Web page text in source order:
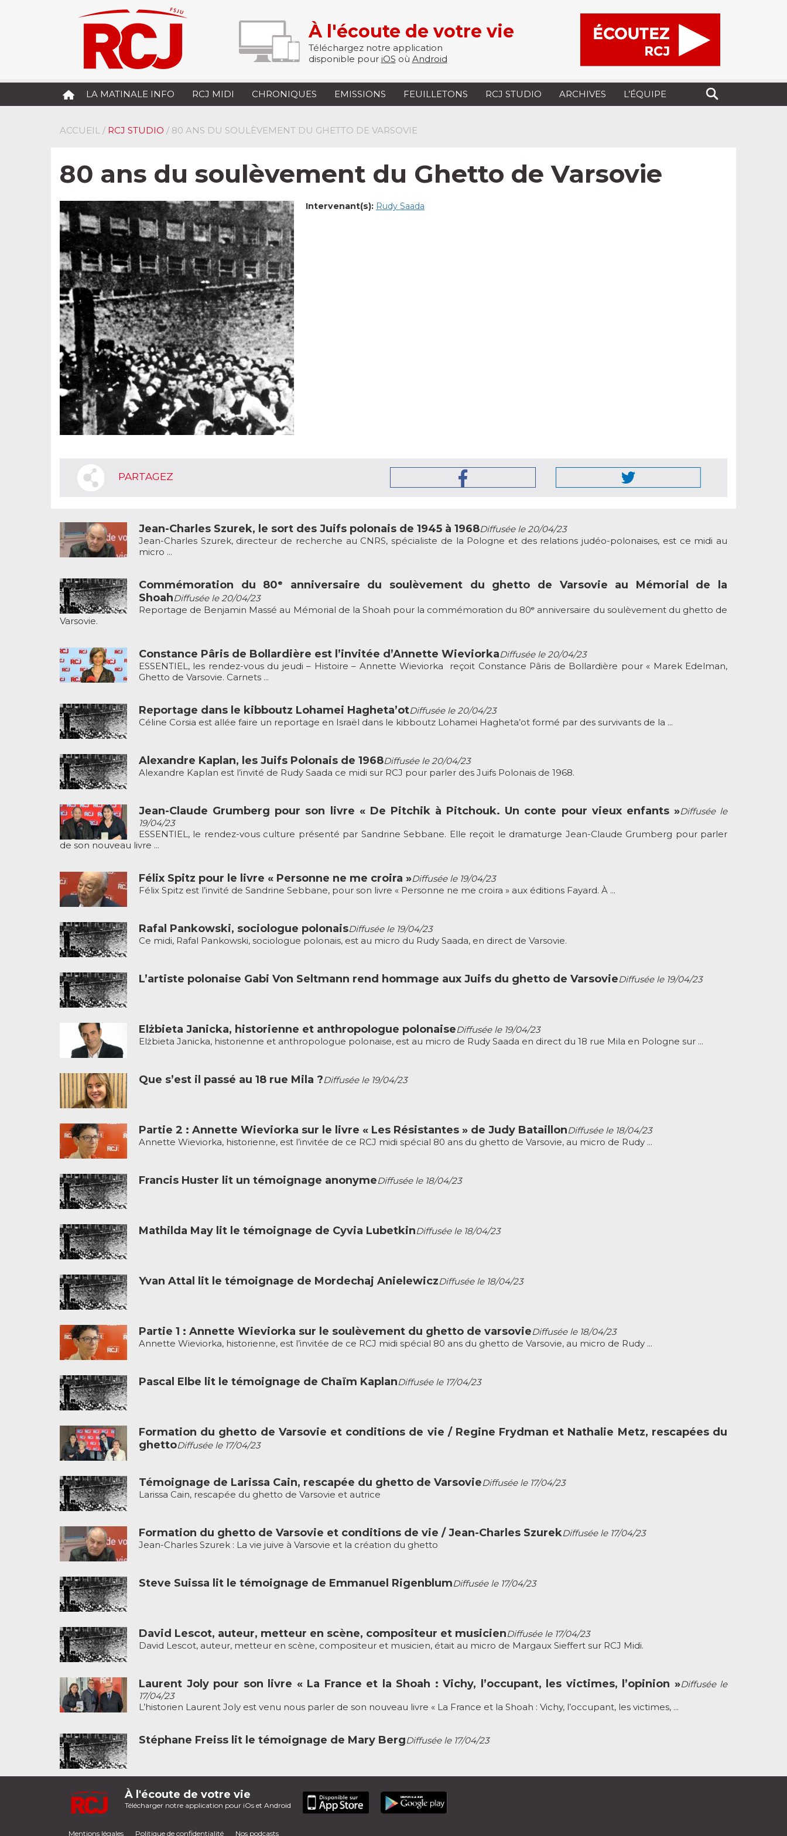
À l'écoute de votre vie
Téléchargez notre application
disponible pour iOS où Android
LA MATINALE INFO RCJ MIDI CHRONIQUES EMISSIONS FEUILLETONS RCJ STUDIO ARCHIVES L’ÉQUIPE
ACCUEIL / RCJ STUDIO / 80 ANS DU SOULÈVEMENT DU GHETTO DE VARSOVIE
80 ans du soulèvement du Ghetto de Varsovie
Intervenant(s): Rudy Saada
PARTAGEZ
Jean-Charles Szurek, le sort des Juifs polonais de 1945 à 1968Diffusée le 20/04/23
Jean-Charles Szurek, directeur de recherche au CNRS, spécialiste de la Pologne et des relations judéo-polonaises, est ce midi au
micro ...
Commémoration du 80ᵉ anniversaire du soulèvement du ghetto de Varsovie au Mémorial de la
ShoahDiffusée le 20/04/23
Reportage de Benjamin Massé au Mémorial de la Shoah pour la commémoration du 80ᵉ anniversaire du soulèvement du ghetto de
Varsovie.
Constance Pâris de Bollardière est l’invitée d’Annette WieviorkaDiffusée le 20/04/23
ESSENTIEL, les rendez-vous du jeudi – Histoire – Annette Wieviorka reçoit Constance Pâris de Bollardière pour « Marek Edelman,
Ghetto de Varsovie. Carnets ...
Reportage dans le kibboutz Lohamei Hagheta’otDiffusée le 20/04/23
Céline Corsia est allée faire un reportage en Israël dans le kibboutz Lohamei Hagheta’ot formé par des survivants de la ...
Alexandre Kaplan, les Juifs Polonais de 1968Diffusée le 20/04/23
Alexandre Kaplan est l’invité de Rudy Saada ce midi sur RCJ pour parler des Juifs Polonais de 1968.
Jean-Claude Grumberg pour son livre « De Pitchik à Pitchouk. Un conte pour vieux enfants »Diffusée le
19/04/23
ESSENTIEL, le rendez-vous culture présenté par Sandrine Sebbane. Elle reçoit le dramaturge Jean-Claude Grumberg pour parler
de son nouveau livre ...
Félix Spitz pour le livre « Personne ne me croira »Diffusée le 19/04/23
Félix Spitz est l’invité de Sandrine Sebbane, pour son livre « Personne ne me croira » aux éditions Fayard. À ...
Rafal Pankowski, sociologue polonaisDiffusée le 19/04/23
Ce midi, Rafal Pankowski, sociologue polonais, est au micro du Rudy Saada, en direct de Varsovie.
L’artiste polonaise Gabi Von Seltmann rend hommage aux Juifs du ghetto de VarsovieDiffusée le 19/04/23
Elżbieta Janicka, historienne et anthropologue polonaiseDiffusée le 19/04/23
Elżbieta Janicka, historienne et anthropologue polonaise, est au micro de Rudy Saada en direct du 18 rue Mila en Pologne sur ...
Que s’est il passé au 18 rue Mila ?Diffusée le 19/04/23
Partie 2 : Annette Wieviorka sur le livre « Les Résistantes » de Judy BataillonDiffusée le 18/04/23
Annette Wieviorka, historienne, est l’invitée de ce RCJ midi spécial 80 ans du ghetto de Varsovie, au micro de Rudy ...
Francis Huster lit un témoignage anonymeDiffusée le 18/04/23
Mathilda May lit le témoignage de Cyvia LubetkinDiffusée le 18/04/23
Yvan Attal lit le témoignage de Mordechaj AnielewiczDiffusée le 18/04/23
Partie 1 : Annette Wieviorka sur le soulèvement du ghetto de varsovieDiffusée le 18/04/23
Annette Wieviorka, historienne, est l’invitée de ce RCJ midi spécial 80 ans du ghetto de Varsovie, au micro de Rudy ...
Pascal Elbe lit le témoignage de Chaïm KaplanDiffusée le 17/04/23
Formation du ghetto de Varsovie et conditions de vie / Regine Frydman et Nathalie Metz, rescapées du
ghettoDiffusée le 17/04/23
Témoignage de Larissa Cain, rescapée du ghetto de VarsovieDiffusée le 17/04/23
Larissa Cain, rescapée du ghetto de Varsovie et autrice
Formation du ghetto de Varsovie et conditions de vie / Jean-Charles SzurekDiffusée le 17/04/23
Jean-Charles Szurek : La vie juive à Varsovie et la création du ghetto
Steve Suissa lit le témoignage de Emmanuel RigenblumDiffusée le 17/04/23
David Lescot, auteur, metteur en scène, compositeur et musicienDiffusée le 17/04/23
David Lescot, auteur, metteur en scène, compositeur et musicien, était au micro de Margaux Sieffert sur RCJ Midi.
Laurent Joly pour son livre « La France et la Shoah : Vichy, l’occupant, les victimes, l’opinion »Diffusée le
17/04/23
L’historien Laurent Joly est venu nous parler de son nouveau livre « La France et la Shoah : Vichy, l’occupant, les victimes, ...
Stéphane Freiss lit le témoignage de Mary BergDiffusée le 17/04/23
À l'écoute de votre vie
Télécharger notre application pour iOs et Android
Mentions légales Politique de confidentialité Nos podcasts